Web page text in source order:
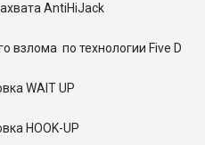
AntiHiJack
взлома по технологии Five D
WAIT UP
HOOK-UP